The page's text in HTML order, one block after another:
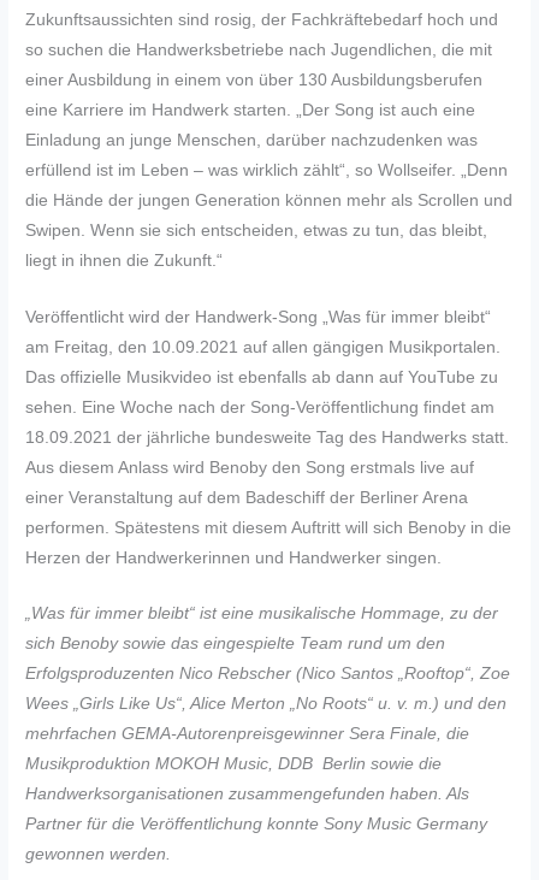
Zukunftsaussichten sind rosig, der Fachkräftebedarf hoch und
so suchen die Handwerksbetriebe nach Jugendlichen, die mit
einer Ausbildung in einem von über 130 Ausbildungsberufen
eine Karriere im Handwerk starten. „Der Song ist auch eine
Einladung an junge Menschen, darüber nachzudenken was
erfüllend ist im Leben – was wirklich zählt“, so Wollseifer. „Denn
die Hände der jungen Generation können mehr als Scrollen und
Swipen. Wenn sie sich entscheiden, etwas zu tun, das bleibt,
liegt in ihnen die Zukunft.“
Veröffentlicht wird der Handwerk-Song „Was für immer bleibt“
am Freitag, den 10.09.2021 auf allen gängigen Musikportalen.
Das offizielle Musikvideo ist ebenfalls ab dann auf YouTube zu
sehen. Eine Woche nach der Song-Veröffentlichung findet am
18.09.2021 der jährliche bundesweite Tag des Handwerks statt.
Aus diesem Anlass wird Benoby den Song erstmals live auf
einer Veranstaltung auf dem Badeschiff der Berliner Arena
performen. Spätestens mit diesem Auftritt will sich Benoby in die
Herzen der Handwerkerinnen und Handwerker singen.
„Was für immer bleibt“ ist eine musikalische Hommage, zu der
sichBenoby sowie das eingespielte Team rund um den
ErfolgsproduzentenNico Rebscher (Nico Santos „Rooftop“, Zoe
Wees „Girls Like Us“, Alice Merton „No Roots“ u. v. m.) und den
mehrfachen GEMA-Autorenpreisgewinner Sera Finale, die
Musikproduktion MOKOH Music, DDBBerlin sowie die
Handwerksorganisationen zusammengefunden haben. Als
Partner für die Veröffentlichung konnte Sony Music Germany
gewonnen werden.